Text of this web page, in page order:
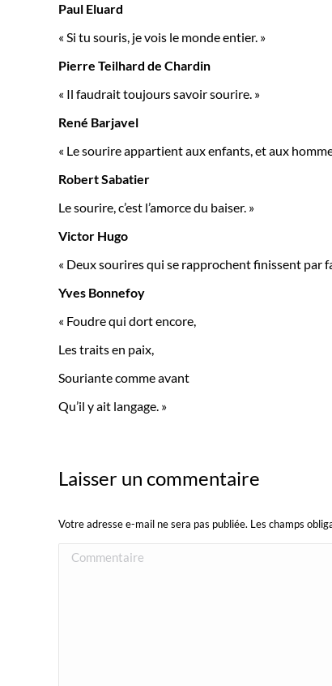
Paul Eluard
« Si tu souris, je vois le monde entier. »
Pierre Teilhard de Chardin
« Il faudrait toujours savoir sourire. »
René Barjavel
« Le sourire appartient aux enfants, et aux
Robert Sabatier
Le sourire, c’est l’amorce du baiser. »
Victor Hugo
« Deux sourires qui se rapprochent finissent par
Yves Bonnefoy
« Foudre qui dort encore,
Les traits en paix,
Souriante comme avant
Qu’il y ait langage. »
Laisser un commentaire
Votre adresse e-mail ne sera pas publiée. Les champs
Commentaire